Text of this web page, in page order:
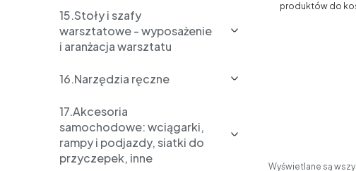
15.Stoły i szafy
warsztatowe - wyposażenie
i aranżacja warsztatu
16.Narzędzia ręczne
17.Akcesoria
samochodowe: wciągarki,
rampy i podjazdy, siatki do
przyczepek, inne
produktów do
Wyświetlane są